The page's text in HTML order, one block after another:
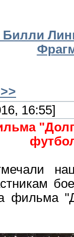
Билли
16:55]
фильма